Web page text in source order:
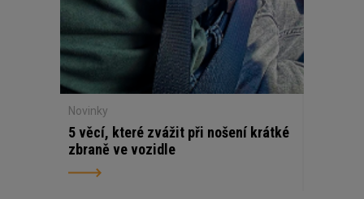
Novinky
5 věcí, které zvážit při nošení krátké
zbraně ve vozidle